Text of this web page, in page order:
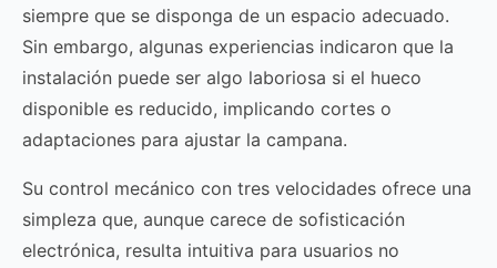
siempre que se disponga de un espacio adecuado.
Sin embargo, algunas experiencias indicaron que la
instalación puede ser algo laboriosa si el hueco
disponible es reducido, implicando cortes o
adaptaciones para ajustar la campana.
Su control mecánico con tres velocidades ofrece una
simpleza que, aunque carece de sofisticación
electrónica, resulta intuitiva para usuarios no